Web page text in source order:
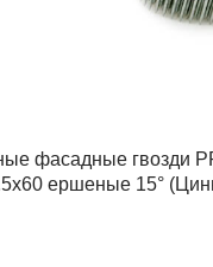
фасадные гвозди
ершеные 15°